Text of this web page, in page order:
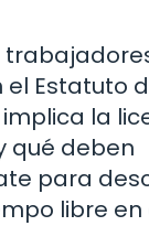
Estatuto
la
qué deben
para
libre en